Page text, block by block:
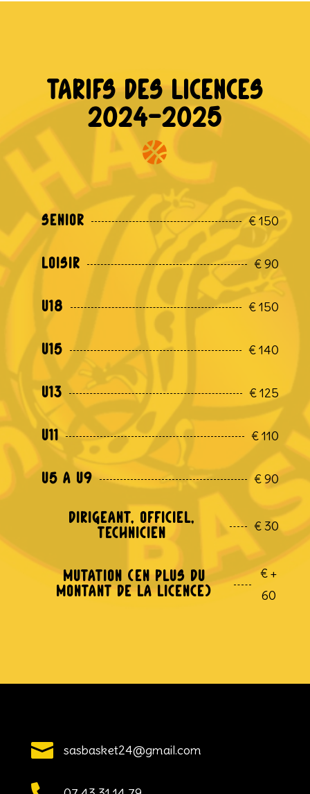
Tarifs des licences
2024-2025

Sénior €150
Loisir €90
U18 €150
U15 €140
U13 €125
U11 €110
U5 à U9 €90
Dirigeant, Officiel,
Technicien
€30
Mutation (en plus du
montant de la licence)
€+
60
 sasbasket24@gmail.com